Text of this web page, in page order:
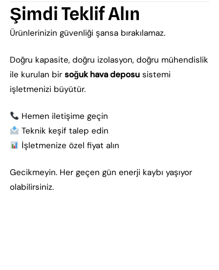
Şimdi Teklif Alın
Ürünlerinizin güvenliği şansa bırakılamaz.
Doğru kapasite, doğru izolasyon, doğru mühendislik
ile kurulan bir soğuk hava deposu sistemi
işletmenizi büyütür.
Hemen iletişime geçin
Teknik keşif talep edin
İşletmenize özel fiyat alın
Gecikmeyin. Her geçen gün enerji kaybı yaşıyor
olabilirsiniz.